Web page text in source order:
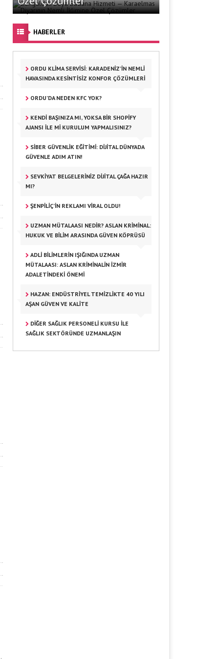
HABERLER
ORDU KLIMA SERVISI: KARADENIZ’IN NEMLI
HAVASINDA KESINTISIZ KONFOR ÇÖZÜMLERI
ORDU’DA NEDEN KFC YOK?
KENDI BAŞINIZA MI, YOKSA BIR SHOPIFY
AJANSI ILE MI KURULUM YAPMALISINIZ?
SIBER GÜVENLIK EĞITIMI: DIJITAL DÜNYADA
GÜVENLE ADIM ATIN!
SEVKIYAT BELGELERINIZ DIJITAL ÇAĞA HAZIR
MI?
ŞENPILIÇ’IN REKLAMI VIRAL OLDU!
UZMAN MÜTALAASI NEDIR? ASLAN KRIMINAL:
HUKUK VE BILIM ARASINDA GÜVEN KÖPRÜSÜ
ADLI BILIMLERIN IŞIĞINDA UZMAN
MÜTALAASI: ASLAN KRIMINALIN İZMIR
ADALETINDEKI ÖNEMI
HAZAN: ENDÜSTRIYEL TEMIZLIKTE 40 YILI
AŞAN GÜVEN VE KALITE
DIĞER SAĞLIK PERSONELI KURSU ILE
SAĞLIK SEKTÖRÜNDE UZMANLAŞIN